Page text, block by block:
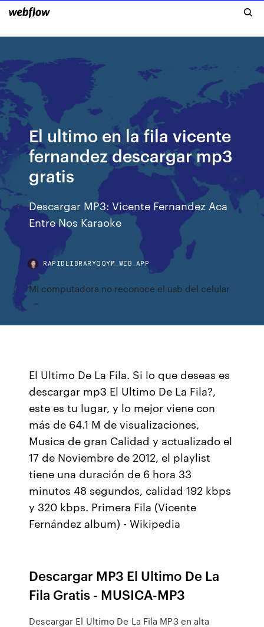
El ultimo en la fila vicente
fernandez descargar mp3
gratis
Descargar MP3: Vicente Fernandez Aca
Entre Nos Karaoke
RAPIDLIBRARYQQYM.WEB.APP
Mi computadora no reconoce el usb del celular
El Ultimo De La Fila. Si lo que deseas es
descargar mp3 El Ultimo De La Fila?,
este es tu lugar, y lo mejor viene con
más de 64.1 M de visualizaciones,
Musica de gran Calidad y actualizado el
17 de Noviembre de 2012, el playlist
tiene una duración de 6 hora 33
minutos 48 segundos, calidad 192 kbps
y 320 kbps. Primera Fila (Vicente
Fernández album) - Wikipedia
Descargar MP3 El Ultimo De La
Fila Gratis - MUSICA-MP3
Descargar El Ultimo De La Fila MP3 en alta